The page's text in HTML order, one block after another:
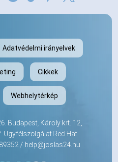
Adatvédelmi irányelvek
Cikkek
Webhelytérkép
Budapest, Károly krt. 12,
. Ügyfélszolgálat Red Hat
/ help@joslas24.hu